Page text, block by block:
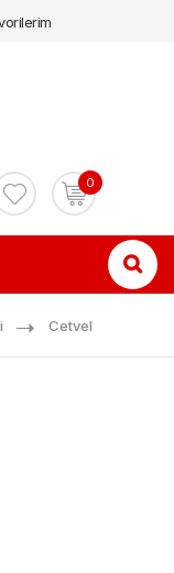
0
Cetvel